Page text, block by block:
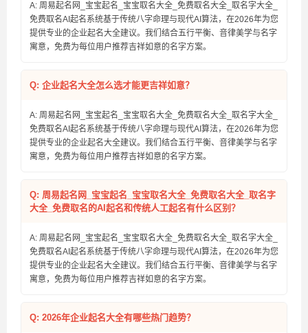
A: 周易起名网_宝宝起名_宝宝取名大全_免费取名大全_取名字大全_
免费取名AI起名系统基于传统八字命理与现代AI算法，在2026年为您
提供专业的企业起名大全建议。我们结合五行平衡、音律美学与名字
寓意，免费为每位用户推荐吉祥如意的名字方案。
Q: 企业起名大全怎么选才能更吉祥如意？
A: 周易起名网_宝宝起名_宝宝取名大全_免费取名大全_取名字大全_
免费取名AI起名系统基于传统八字命理与现代AI算法，在2026年为您
提供专业的企业起名大全建议。我们结合五行平衡、音律美学与名字
寓意，免费为每位用户推荐吉祥如意的名字方案。
Q: 周易起名网_宝宝起名_宝宝取名大全_免费取名大全_取名字
大全_免费取名的AI起名和传统人工起名有什么区别？
A: 周易起名网_宝宝起名_宝宝取名大全_免费取名大全_取名字大全_
免费取名AI起名系统基于传统八字命理与现代AI算法，在2026年为您
提供专业的企业起名大全建议。我们结合五行平衡、音律美学与名字
寓意，免费为每位用户推荐吉祥如意的名字方案。
Q: 2026年企业起名大全有哪些热门趋势？